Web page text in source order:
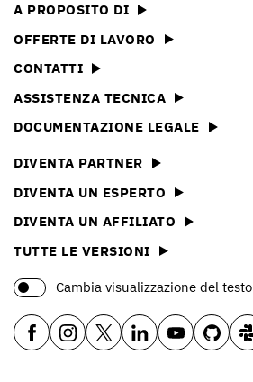
A PROPOSITO DI
OFFERTE DI LAVORO
CONTATTI
ASSISTENZA TECNICA
DOCUMENTAZIONE LEGALE
DIVENTA PARTNER
DIVENTA UN ESPERTO
DIVENTA UN AFFILIATO
TUTTE LE VERSIONI
Cambia visualizzazione del testo